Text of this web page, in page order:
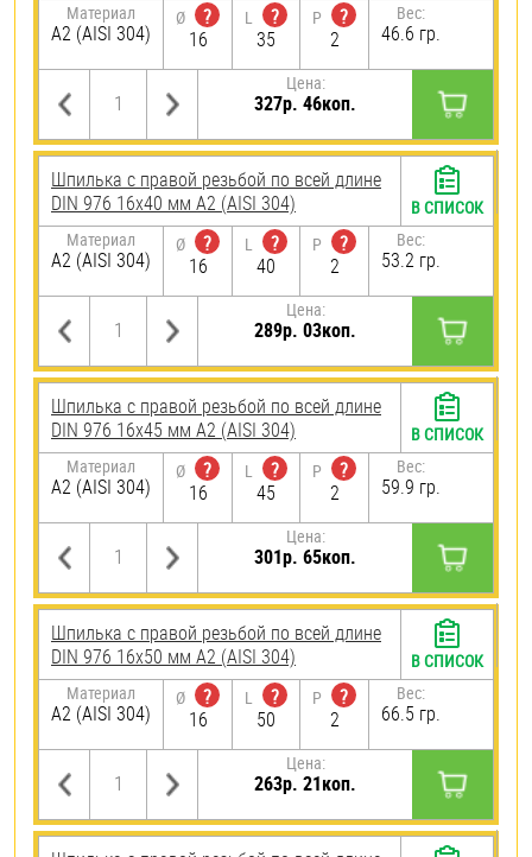
Материал
А2 (AISI 304)
Ø
?
16
L
?
35
P
?
2
Вес:
46.6 гр.
Цена:
327р. 46коп.
Шпилька с правой резьбой по всей длине
DIN 976 16х40 мм А2 (AISI 304)
Материал
А2 (AISI 304)
Ø
?
16
L
?
40
P
?
2
Вес:
53.2 гр.
Цена:
289р. 03коп.
В СПИСОК
Шпилька с правой резьбой по всей длине
DIN 976 16х45 мм А2 (AISI 304)
Материал
А2 (AISI 304)
Ø
?
16
L
?
45
P
?
2
Вес:
59.9 гр.
Цена:
301р. 65коп.
В СПИСОК
Шпилька с правой резьбой по всей длине
DIN 976 16х50 мм А2 (AISI 304)
Материал
А2 (AISI 304)
Ø
?
16
L
?
50
P
?
2
Вес:
66.5 гр.
Цена:
263р. 21коп.
В СПИСОК